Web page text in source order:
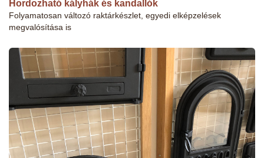
Hordozható kályhák és kandallók
Folyamatosan változó raktárkészlet, egyedi elképzelések
megvalósítása is